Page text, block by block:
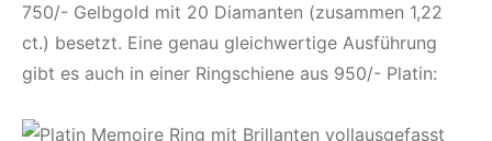
750/- Gelbgold mit 20 Diamanten (zusammen 1,22
ct.) besetzt. Eine genau gleichwertige Ausführung
gibt es auch in einer Ringschiene aus 950/- Platin: